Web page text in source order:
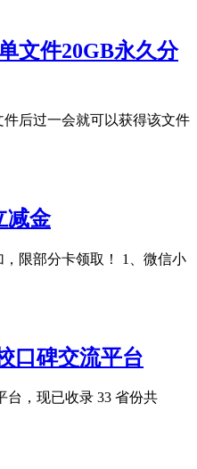
文件20GB永久分
后过一会就可以获得该文件
减金
限部分卡领取！ 1、微信小
口碑交流平台
台，现已收录 33 省份共